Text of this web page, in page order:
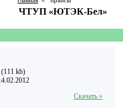
ЧТУП «ЮТЭК-Бел»
(111 kb)
Скачать »